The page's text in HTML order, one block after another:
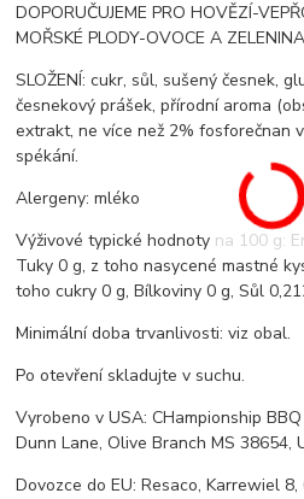
DOPORUČUJEME PRO HOVĚZÍ-
MOŘSKÉ PLODY-OVOCE A ZELENINA
SLOŽENÍ: cukr, sůl, sušený česnek,
česnekový prášek, přírodní aroma
extrakt, ne více než 2% fosforečnan
spékání.
Alergeny: mléko
Výživové typické hodnoty na 100 g:
Tuky 0 g, z toho nasycené mastné
toho cukry 0 g, Bílkoviny 0 g, Sůl
Minimální doba trvanlivosti: viz obal.
Po otevření skladujte v suchu.
Vyrobeno v USA: CHampionship
Dunn Lane, Olive Branch MS 38654,
Dovozce do EU: Resaco, Karrewiel 8,